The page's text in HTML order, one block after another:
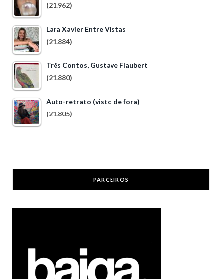
(21.962)
Lara Xavier Entre Vistas
(21.884)
Três Contos, Gustave Flaubert
(21.880)
Auto-retrato (visto de fora)
(21.805)
PARCEIROS